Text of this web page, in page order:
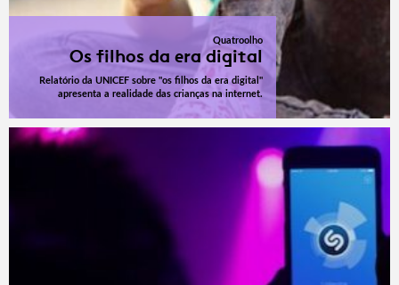
Quatroolho
Os filhos da era digital
Relatório da UNICEF sobre "os filhos da era digital"
apresenta a realidade das crianças na internet.